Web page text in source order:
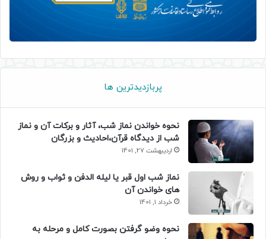
پربازدیدترین ها
نحوه خواندن نماز شب، آثار و برکات آن و نماز
شب از دیدگاه قرآن،احادیث و بزرگان
اردیبهشت 27, 1401
نماز شب اول قبر یا لیله الدفن و ثواب و روش
های خواندن آن
خرداد 1, 1401
نحوه وضو گرفتن بصورت کامل و مرحله به